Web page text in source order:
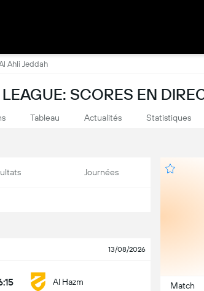
Ahli Jeddah
SCORES EN
Tableau Actualités Statistiques
Journées
13/08/2026
Al Hazm Match